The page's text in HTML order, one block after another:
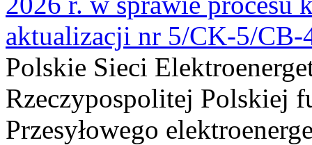
aktualizacji nr 5/CK-5/CB-
Polskie Sieci
Rzeczypospolitej Polskiej
Przesyłowego